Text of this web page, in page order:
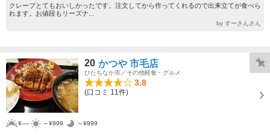
クレープとてもおいしかったです。注文してから作ってくれるので出来立てが食べら
れます。お値段もリーズナ...
by すーさんさん
20 かつや 市毛店
ひたちなか市／その他軽食・グルメ
3.8
(口コミ 11件)
¥---- ～¥999 ～¥999